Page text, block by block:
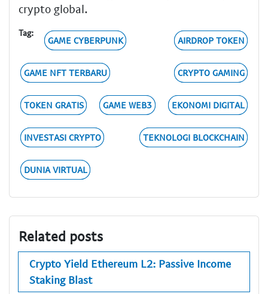
crypto global.
Tag:
GAME CYBERPUNK AIRDROP TOKEN
GAME NFT TERBARU CRYPTO GAMING
TOKEN GRATIS GAME WEB3 EKONOMI DIGITAL
INVESTASI CRYPTO TEKNOLOGI BLOCKCHAIN
DUNIA VIRTUAL
Related posts
Crypto Yield Ethereum L2: Passive Income
Staking Blast